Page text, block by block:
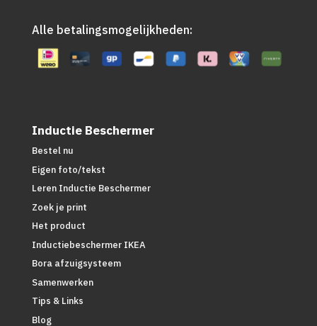
Alle betalingsmogelijkheden:
Inductie Beschermer
Bestel nu
Eigen foto/tekst
Leren Inductie Beschermer
Zoek je print
Het product
Inductiebeschermer IKEA
Bora afzuigsysteem
Samenwerken
Tips & Links
Blog